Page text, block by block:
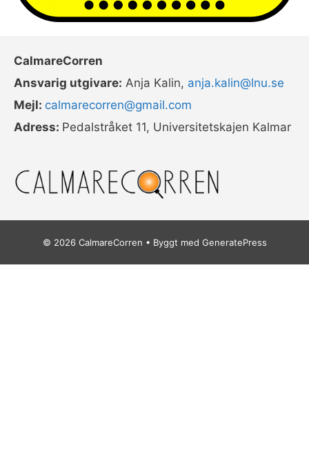
CalmareCorren
Ansvarig utgivare: Anja Kalin, anja.kalin@lnu.se
Mejl: calmarecorren@gmail.com
Adress: Pedalstråket 11, Universitetskajen Kalmar
© 2026 CalmareCorren • Byggt med GeneratePress